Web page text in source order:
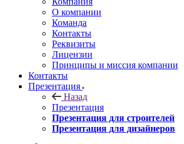
О компании
Команда
Контакты
Реквизиты
Лицензии
Принципы и миссия компании
Контакты
Презентация
Назад
Презентация
Презентация для строителей
Презентация для дизайнеров